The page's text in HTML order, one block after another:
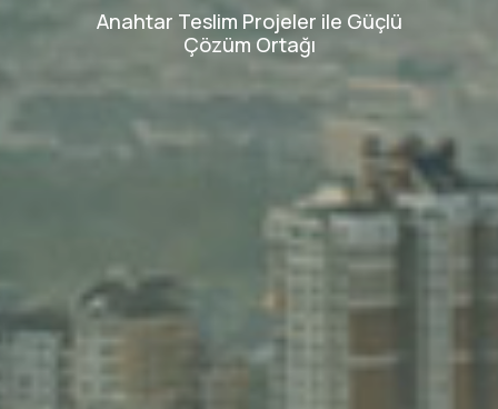
Anahtar Teslim Projeler ile Güçlü
Çözüm Ortağı